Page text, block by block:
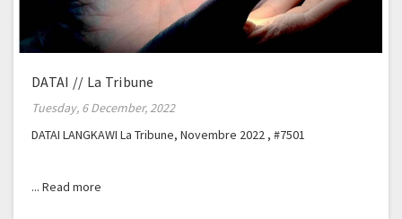
DATAI // La Tribune
Tuesday, 6 December, 2022
DATAI LANGKAWI La Tribune, Novembre 2022 , #7501